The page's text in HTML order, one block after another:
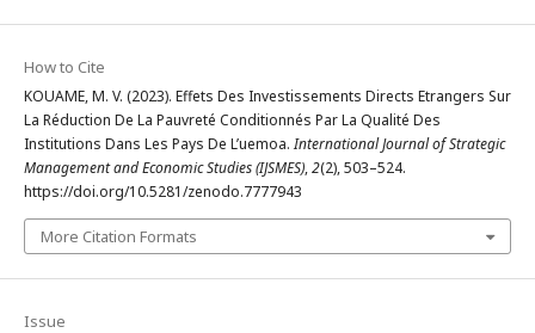
How to Cite
KOUAME, M. V. (2023). Effets Des Investissements Directs Etrangers Sur
La Réduction De La Pauvreté Conditionnés Par La Qualité Des
Institutions Dans Les Pays De L’uemoa.International Journal of Strategic
Management and Economic Studies (IJSMES),2(2), 503–524.
https://doi.org/10.5281/zenodo.7777943
More Citation Formats
Issue